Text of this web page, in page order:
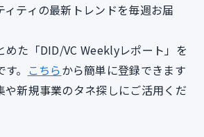
ィティの最新トレンドを毎週お届
めた「DID/VC Weeklyレポート」を
。 こちらから簡単に登録できます
や新規事業のタネ探しにご活用くだ